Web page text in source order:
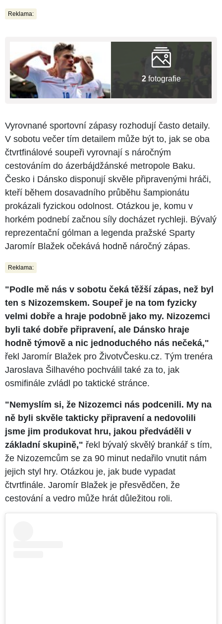
Reklama:
2 fotografie
Vyrovnané sportovní zápasy rozhodují často detaily.
V sobotu večer tím detailem může být to, jak se oba
čtvrtfinálové soupeři vyrovnají s náročným
cestováním do ázerbájdžánské metropole Baku.
Česko i Dánsko disponují skvěle připravenými hráči,
kteří během dosavadního průběhu šampionátu
prokázali fyzickou odolnost. Otázkou je, komu v
horkém podnebí začnou síly docházet rychleji. Bývalý
reprezentační gólman a legenda pražské Sparty
Jaromír Blažek očekává hodně náročný zápas.
Reklama:
"Podle mě nás v sobotu čeká těžší zápas, než byl
ten s Nizozemskem. Soupeř je na tom fyzicky
velmi dobře a hraje podobně jako my. Nizozemci
byli také dobře připravení, ale Dánsko hraje
hodně týmově a nic jednoduchého nás nečeká,"
řekl Jaromír Blažek pro ŽivotvČesku.cz. Tým trenéra
Jaroslava Šilhavého pochválil také za to, jak
osmifinále zvládl po taktické stránce.
"Nemyslím si, že Nizozemci nás podcenili. My na
ně byli skvěle takticky připravení a nedovolili
jsme jim produkovat hru, jakou předváděli v
základní skupině," řekl bývalý skvělý brankář s tím,
že Nizozemcům se za 90 minut nedařilo vnutit nám
jejich styl hry. Otázkou je, jak bude vypadat
čtvrtfinále. Jaromír Blažek je přesvědčen, že
cestování a vedro může hrát důležitou roli.